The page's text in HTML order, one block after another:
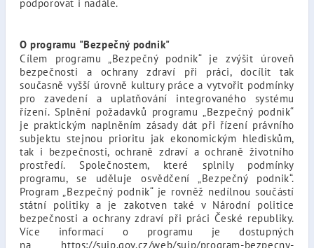
podporovat i nadále.
O programu "Bezpečný podnik"
Cílem programu „Bezpečný podnik“ je zvýšit úroveň
bezpečnosti a ochrany zdraví při práci, docílit tak
současně vyšší úrovně kultury práce a vytvořit podmínky
pro zavedení a uplatňování integrovaného systému
řízení. Splnění požadavků programu „Bezpečný podnik“
je praktickým naplněním zásady dát při řízení právního
subjektu stejnou prioritu jak ekonomickým hlediskům,
tak i bezpečnosti, ochraně zdraví a ochraně životního
prostředí. Společnostem, které splnily podmínky
programu, se uděluje osvědčení „Bezpečný podnik“.
Program „Bezpečný podnik“ je rovněž nedílnou součástí
státní politiky a je zakotven také v Národní politice
bezpečnosti a ochrany zdraví při práci České republiky.
Více informací o programu je dostupných
na https://suip.gov.cz/web/suip/program-bezpecny-